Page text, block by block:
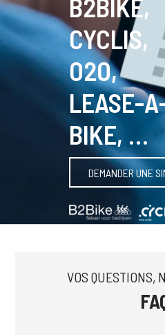
B2BIKE,
CYCLIS,
O2O,
LEASE-
BIKE, …
DEMANDER UNE
VOS QUESTIONS,